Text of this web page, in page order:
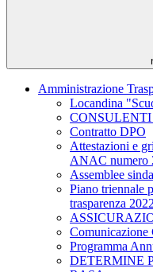
Amministrazione
Locandina
Contratto DPO
Attestazioni e
ANAC numero
Assemblee
Piano triennale
trasparenza
Comunicazione
Programma
DETERMINE